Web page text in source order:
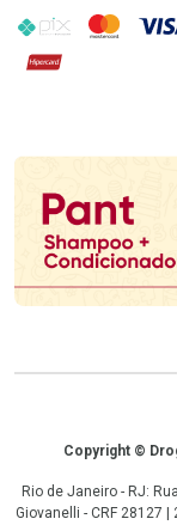
PIX MasterCard
VISA
Hipercard
Promoção
CopyrightCopyright ©
Rio de Janeiro - RJ:
Giovanelli - CRF 28127